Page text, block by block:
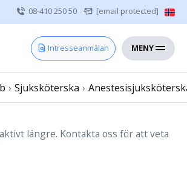
08-410 250 50 [email protected]
Intresseanmälan MENY
› Sjuksköterska ›
längre. Kontakta oss för att veta